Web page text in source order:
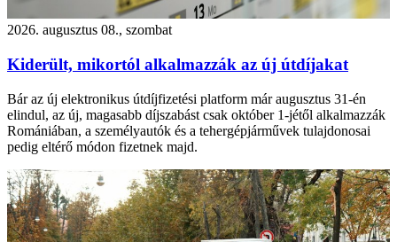
2026. augusztus 08., szombat
Kiderült, mikortól alkalmazzák az új útdíjakat
Bár az új elektronikus útdíjfizetési platform már augusztus 31-én
elindul, az új, magasabb díjszabást csak október 1-jétől alkalmazzák
Romániában, a személyautók és a tehergépjárművek tulajdonosai
pedig eltérő módon fizetnek majd.